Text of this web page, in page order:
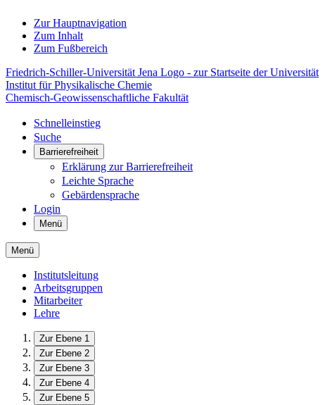
Zur Hauptnavigation
Zum Inhalt
Zum Fußbereich
Friedrich-Schiller-Universität Jena Logo - zur Startseite der Universität
Institut für Physikalische Chemie
Chemisch-Geowissenschaftliche Fakultät
Schnelleinstieg
Suche
Barrierefreiheit
Erklärung zur Barrierefreiheit
Leichte Sprache
Gebärdensprache
Login
Menü
Menü
Institutsleitung
Arbeitsgruppen
Mitarbeiter
Lehre
Zur Ebene 1
Zur Ebene 2
Zur Ebene 3
Zur Ebene 4
Zur Ebene 5